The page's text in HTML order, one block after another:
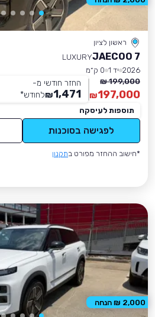
ראשון לציון
JAECOO 7
LUXURY
2026 יד 1
0 ק״מ
199,000 ₪
197,000
₪
החזר חודשי מ-
1,471
₪לחודש*
תוספות לעיסקה
לפגישה בסוכנות
*חישוב ההחזר מפורט בתקנון
2,000 ₪ הנחה